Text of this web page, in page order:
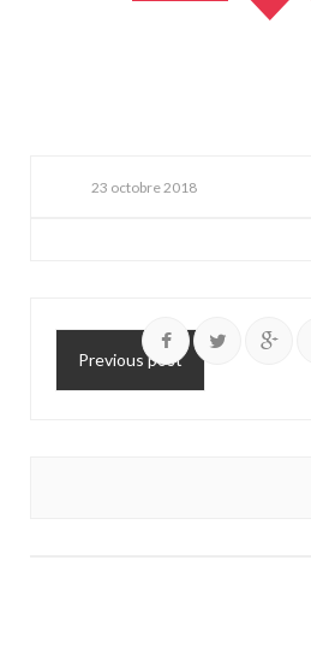
23 octobre 2018
Previous post